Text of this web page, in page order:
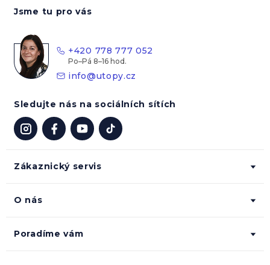
Zákaznický servis
O nás
Poradíme vám
Jsme tu pro vás
+420 778 777 052
info@utopy.cz
Sledujte nás na sociálních sítích